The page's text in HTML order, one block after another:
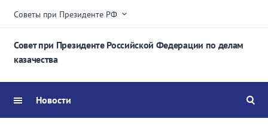
Советы при Президенте РФ
Совет при Президенте Российской Федерации по делам
казачества
Новости